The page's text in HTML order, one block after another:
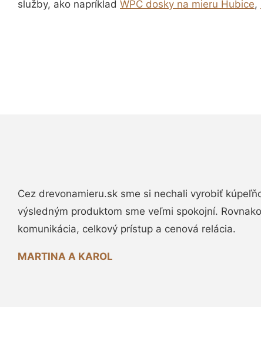
služby, ako napríklad WPC dosky na mieru Hubice,
Cez drevonamieru.sk sme si nechali vyrobiť
výsledným produktom sme veľmi spokojní.
komunikácia, celkový prístup a cenová relácia.
MARTINA A KAROL